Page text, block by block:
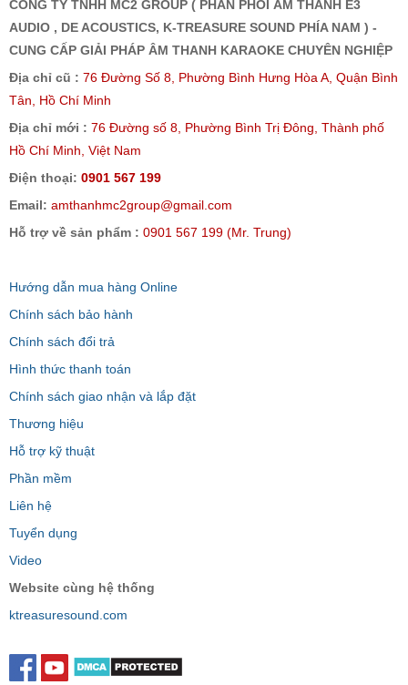
CÔNG TY TNHH MC2 GROUP ( PHÂN PHỐI ÂM THANH E3
AUDIO , DE ACOUSTICS, K-TREASURE SOUND PHÍA NAM ) -
CUNG CẤP GIẢI PHÁP ÂM THANH KARAOKE CHUYÊN NGHIỆP
Địa chỉ cũ : 76 Đường Số 8, Phường Bình Hưng Hòa A, Quận Bình
Tân, Hồ Chí Minh
Địa chỉ mới : 76 Đường số 8, Phường Bình Trị Đông, Thành phố
Hồ Chí Minh, Việt Nam
Điện thoại: 0901 567 199
Email: amthanhmc2group@gmail.com
Hỗ trợ về sản phẩm : 0901 567 199 (Mr. Trung)
Hướng dẫn mua hàng Online
Chính sách bảo hành
Chính sách đổi trả
Hình thức thanh toán
Chính sách giao nhận và lắp đặt
Thương hiệu
Hỗ trợ kỹ thuật
Phần mềm
Liên hệ
Tuyển dụng
Video
Website cùng hệ thống
ktreasuresound.com